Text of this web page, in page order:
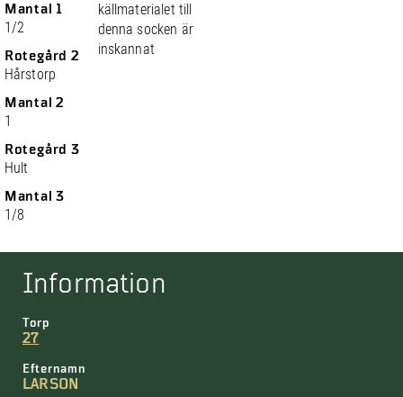
Mantal 1
1/2
Rotegård 2
Hårstorp
Mantal 2
1
Rotegård 3
Hult
Mantal 3
1/8
källmaterialet till
denna socken är
inskannat
Information
Torp
27
Efternamn
LARSON